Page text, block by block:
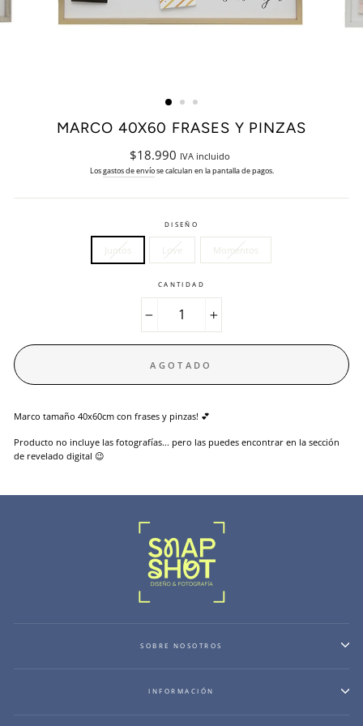
MARCO 40X60 FRASES Y PINZAS
Precio
habitual
$18.990 IVA incluido
Losgastos de envíose calculan en la pantalla de pagos.
DISEÑO
Juntos Love Momentos
CANTIDAD
AGOTADO
Marco tamaño 40x60cm con frases y pinzas! 💕
Producto no incluye las fotografías... pero las puedes encontrar en la sección
de revelado digital 😉
SOBRE NOSOTROS
INFORMACIÓN